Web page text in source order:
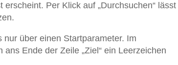
Per Klick auf „Durchsuchen“ lässt
über einen Startparameter. Im
Ende der Zeile „Ziel“ ein Leerzeichen